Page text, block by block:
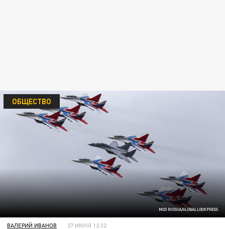
MOD RUSSIA/GLOBALLOOKPRESS
ОБЩЕСТВО
ВАЛЕРИЙ ИВАНОВ 27 ИЮНЯ 12:32